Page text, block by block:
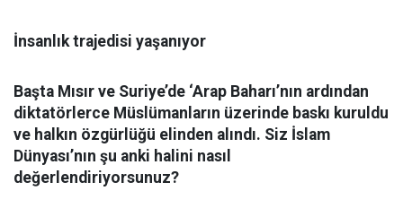
İnsanlık trajedisi yaşanıyor
Başta Mısır ve Suriye’de ‘Arap Baharı’nın ardından
diktatörlerce Müslümanların üzerinde baskı kuruldu
ve halkın özgürlüğü elinden alındı. Siz İslam
Dünyası’nın şu anki halini nasıl
değerlendiriyorsunuz?